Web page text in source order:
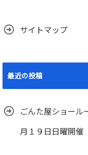
サイトマップ
最近の投稿
ごんた屋ショール
月１９日日曜開催